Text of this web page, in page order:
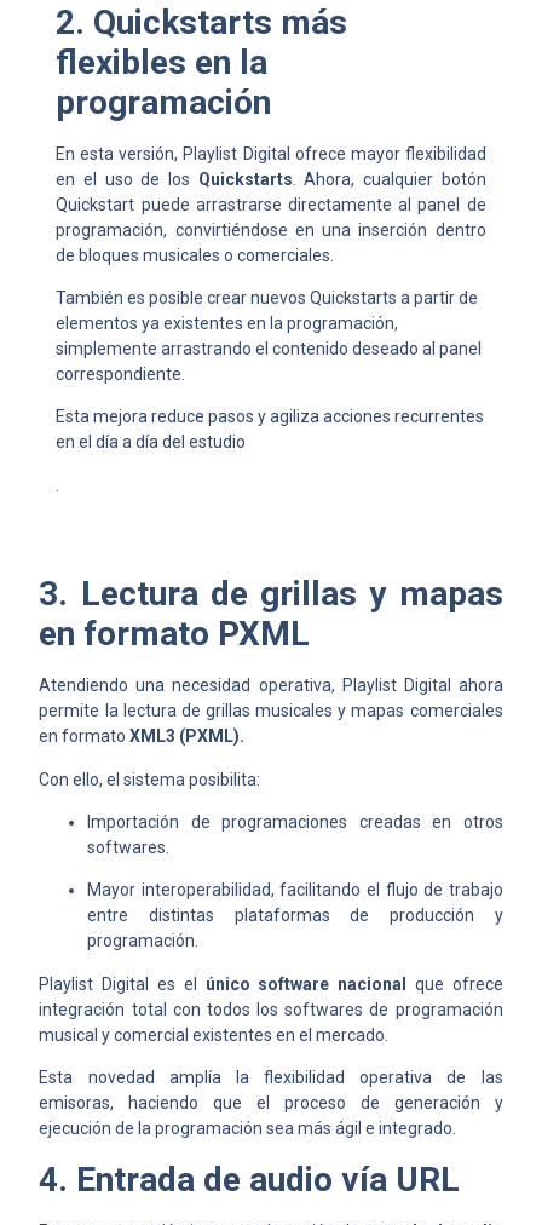
2. Quickstarts más
flexibles en la
programación
En esta versión, Playlist Digital ofrece mayor flexibilidad
en el uso de los Quickstarts . Ahora, cualquier botón
Quickstart puede arrastrarse directamente al panel de
programación, convirtiéndose en una inserción dentro
de bloques musicales o comerciales.
También es posible crear nuevos Quickstarts a partir de
elementos ya existentes en la programación,
simplemente arrastrando el contenido deseado al panel
correspondiente.
Esta mejora reduce pasos y agiliza acciones recurrentes
en el día a día del estudio
3. Lectura de grillas y mapas
en formato PXML
Atendiendo una necesidad operativa, Playlist Digital ahora
permite la lectura de grillas musicales y mapas comerciales
en formatoXML3 (PXML).
Con ello, el sistema posibilita:
Importación de programaciones creadas en otros
softwares.
Mayor interoperabilidad, facilitando el flujo de trabajo
entre distintas plataformas de producción y
programación.
Playlist Digital es el único software nacional
que ofrece
integración total con todos los softwares de programación
musical y comercial existentes en el mercado.
Esta novedad amplía la flexibilidad operativa de las
emisoras, haciendo que el proceso de generación y
ejecución de la programación sea más ágil e integrado.
4. Entrada de audio vía URL